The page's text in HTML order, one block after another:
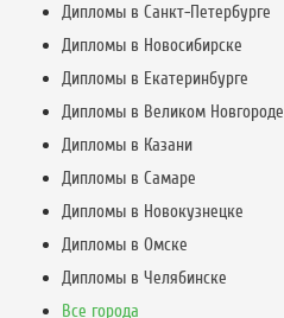
Дипломы в Санкт-Петербурге
Дипломы в Новосибирске
Дипломы в Екатеринбурге
Дипломы в Великом Новгороде
Дипломы в Казани
Дипломы в Самаре
Дипломы в Новокузнецке
Дипломы в Омске
Дипломы в Челябинске
Все города